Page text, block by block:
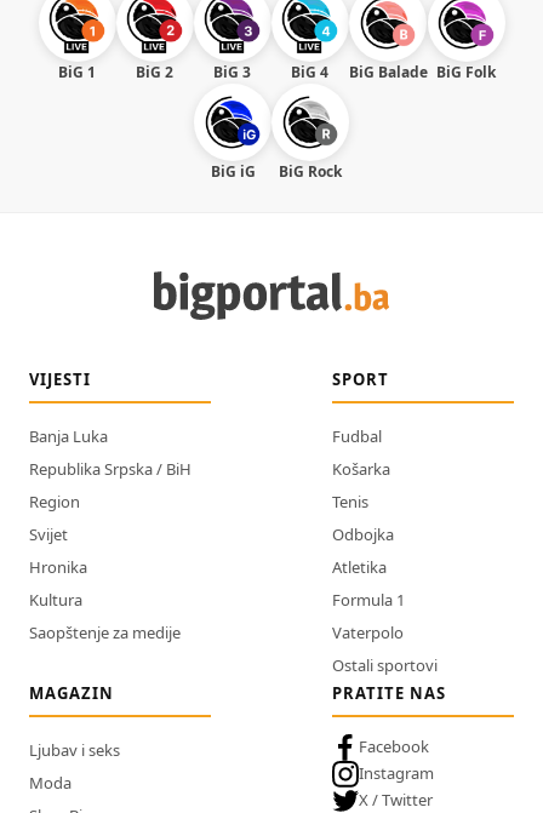
BiG 1 BiG 2 BiG 3 BiG 4 BiG Balade BiG Folk
BiG iG BiG Rock
VIJESTI
Banja Luka
Republika Srpska / BiH
Region
Svijet
Hronika
Kultura
Saopštenje za medije
SPORT
Fudbal
Košarka
Tenis
Odbojka
Atletika
Formula 1
Vaterpolo
Ostali sportovi
MAGAZIN
Ljubav i seks
Moda
PRATITE NAS
Facebook
Instagram
X / Twitter